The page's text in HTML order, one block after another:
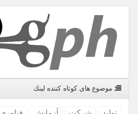
موضوع های كوتاه كننده لینك